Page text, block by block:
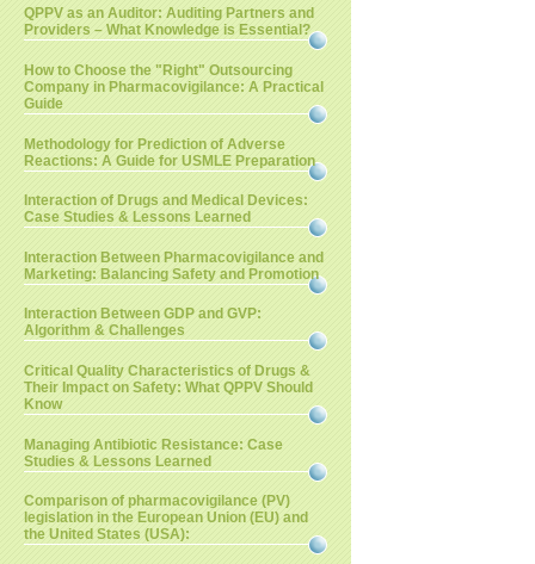
QPPV as an Auditor: Auditing Partners and
Providers – What Knowledge is Essential?
How to Choose the "Right" Outsourcing
Company in Pharmacovigilance: A Practical
Guide
Methodology for Prediction of Adverse
Reactions: A Guide for USMLE Preparation
Interaction of Drugs and Medical Devices:
Case Studies & Lessons Learned
Interaction Between Pharmacovigilance and
Marketing: Balancing Safety and Promotion
Interaction Between GDP and GVP:
Algorithm & Challenges
Critical Quality Characteristics of Drugs &
Their Impact on Safety: What QPPV Should
Know
Managing Antibiotic Resistance: Case
Studies & Lessons Learned
Comparison of pharmacovigilance (PV)
legislation in the European Union (EU) and
the United States (USA):